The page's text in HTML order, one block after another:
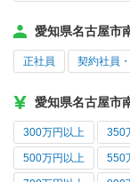
愛知県名古屋市
正社員 契約社員
愛知県名古屋市
300万円以上 350
500万円以上 550